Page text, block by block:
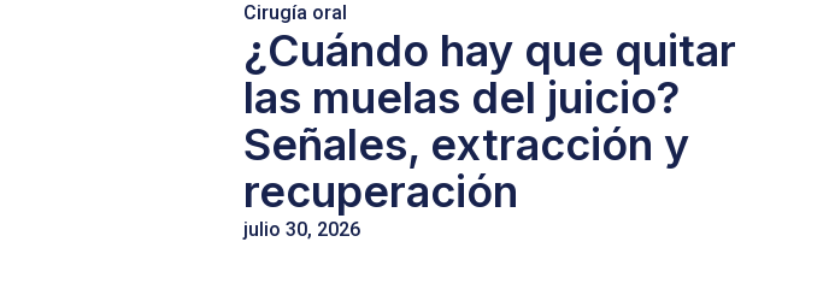
Cirugía oral
¿Cuándo hay que quitar
las muelas del juicio?
Señales, extracción y
recuperación
julio 30, 2026